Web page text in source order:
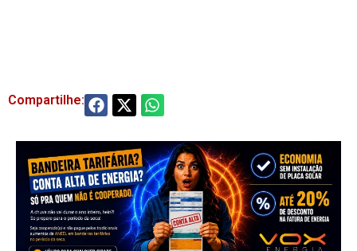
Compartilhe: